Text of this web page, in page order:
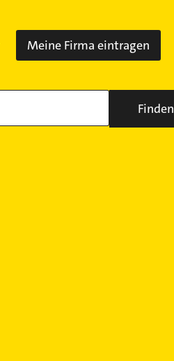
Meine Firma eintragen
Finden